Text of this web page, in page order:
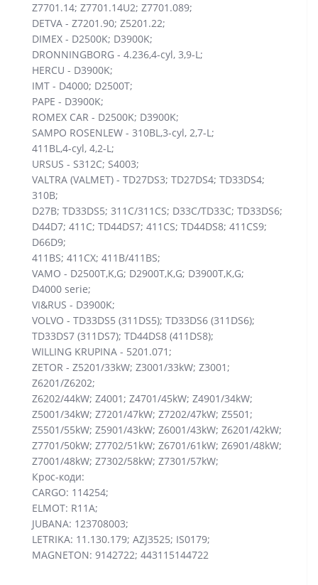
Z7701.14; Z7701.14U2; Z7701.089;
DETVA - Z7201.90; Z5201.22;
DIMEX - D2500K; D3900K;
DRONNINGBORG - 4.236,4-cyl, 3,9-L;
HERCU - D3900K;
IMT - D4000; D2500T;
PAPE - D3900K;
ROMEX CAR - D2500K; D3900K;
SAMPO ROSENLEW - 310BL,3-cyl, 2,7-L;
411BL,4-cyl, 4,2-L;
URSUS - S312C; S4003;
VALTRA (VALMET) - TD27DS3; TD27DS4; TD33DS4;
310B;
D27B; TD33DS5; 311C/311CS; D33C/TD33C; TD33DS6;
D44D7; 411C; TD44DS7; 411CS; TD44DS8; 411CS9;
D66D9;
411BS; 411CX; 411B/411BS;
VAMO - D2500T,K,G; D2900T,K,G; D3900T,K,G;
D4000 serie;
VI&RUS - D3900K;
VOLVO - TD33DS5 (311DS5); TD33DS6 (311DS6);
TD33DS7 (311DS7); TD44DS8 (411DS8);
WILLING KRUPINA - 5201.071;
ZETOR - Z5201/33kW; Z3001/33kW; Z3001;
Z6201/Z6202;
Z6202/44kW; Z4001; Z4701/45kW; Z4901/34kW;
Z5001/34kW; Z7201/47kW; Z7202/47kW; Z5501;
Z5501/55kW; Z5901/43kW; Z6001/43kW; Z6201/42kW;
Z7701/50kW; Z7702/51kW; Z6701/61kW; Z6901/48kW;
Z7001/48kW; Z7302/58kW; Z7301/57kW;
Крос-коди:
CARGO: 114254;
ELMOT: R11A;
JUBANA: 123708003;
LETRIKA: 11.130.179; AZJ3525; IS0179;
MAGNETON: 9142722; 443115144722